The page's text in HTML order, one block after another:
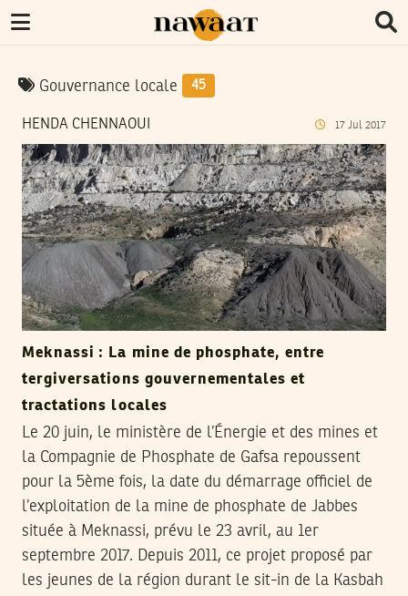
Gouvernance locale 45
HENDA CHENNAOUI 17 Jul 2017
Meknassi : La mine de phosphate, entre
tergiversations gouvernementales et
tractations locales
Le 20 juin, le ministère de l’Énergie et des mines et
la Compagnie de Phosphate de Gafsa repoussent
pour la 5ème fois, la date du démarrage officiel de
l’exploitation de la mine de phosphate de Jabbes
située à Meknassi, prévu le 23 avril, au 1er
septembre 2017. Depuis 2011, ce projet proposé par
les jeunes de la région durant le sit-in de la Kasbah